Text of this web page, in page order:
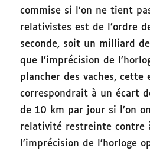
commise si l’on ne tient
relativistes est de l’ordre
seconde, soit un milliard
que l’imprécision de
plancher des vaches, cette
correspondrait à un écart
de 10 km par jour si l’on
relativité restreinte contre
l’imprécision de l’horloge